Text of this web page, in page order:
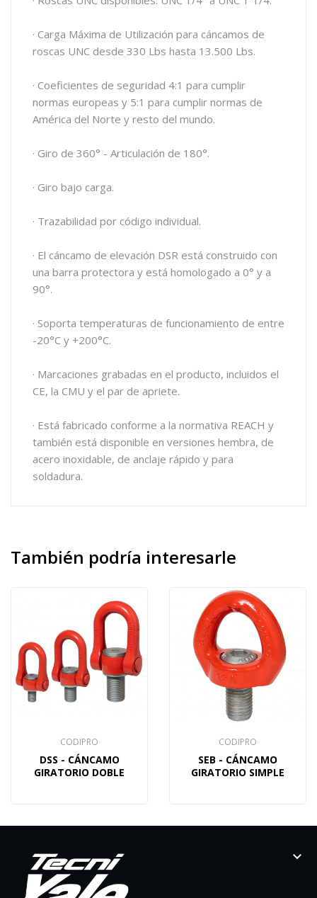
· Carga Máxima de Utilización para cáncamos de
roscas UNC desde 330 Lbs hasta 13.500 Lbs.
· Coeficientes de seguridad 4:1 para cumplir
normas europeas y 5:1 para cumplir normas de
América del Norte y resto del mundo.
· Giro de 360° - Articulación de 180°.
· Giro bajo carga.
· Trazabilidad por código individual.
· El cáncamo de elevación DSR está construido con
una barra protectora y está homologado a 0° y a
90°.
· Soporta temperaturas de funcionamiento de entre
-20°C y +200°C.
· Marcaciones grabadas en el producto, incluidos el
CE, la CMU y el par de apriete.
· Está fabricado conforme a la normativa REACH y
también está disponible en versiones hembra, de
acero inoxidable, de anclaje rápido y para
soldadura.
También podría interesarle
CODIPRO
DSS - CÁNCAMO
GIRATORIO DOBLE
CODIPRO
SEB - CÁNCAMO
GIRATORIO SIMPLE
keyboard_arrow_down